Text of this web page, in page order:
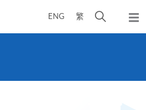
ENG 繁
开
弹
出